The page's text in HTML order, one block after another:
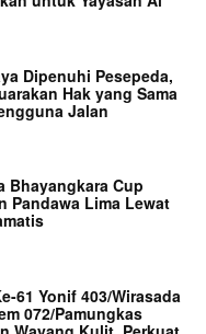
Dipenuhi Pesepeda,
Hak yang Sama
Jalan
Bhayangkara Cup
Pandawa Lima Lewat
61 Yonif 403/Wirasada
072/Pamungkas